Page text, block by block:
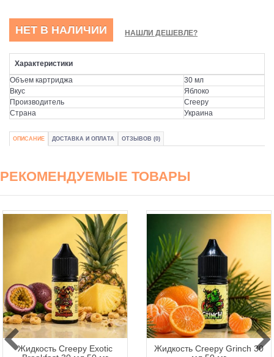
НЕТ В НАЛИЧИИ НАШЛИ ДЕШЕВЛЕ?
Характеристики
Объем картриджа
30 мл
Вкус
Яблоко
Производитель
Creepy
Страна
Украина
ОПИСАНИЕ ДОСТАВКА И ОПЛАТА ОТЗЫВОВ (0)
РЕКОМЕНДУЕМЫЕ ТОВАРЫ
Жидкость Creepy Exotic
Жидкость Creepy Grinch 30